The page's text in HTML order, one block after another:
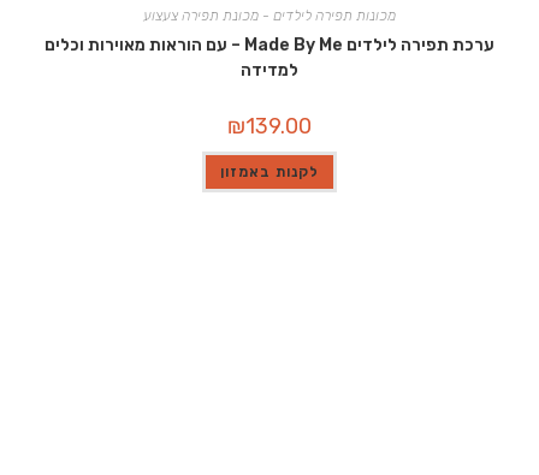
מכונות תפירה לילדים - מכונת תפירה צעצוע
ערכת תפירה לילדים Made By Me – עם הוראות מאוירות וכלים
למדידה
₪139.00
לקנות באמזון